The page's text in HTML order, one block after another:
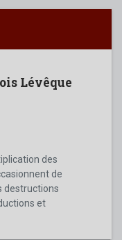
Lévêque
des
de
destructions
et